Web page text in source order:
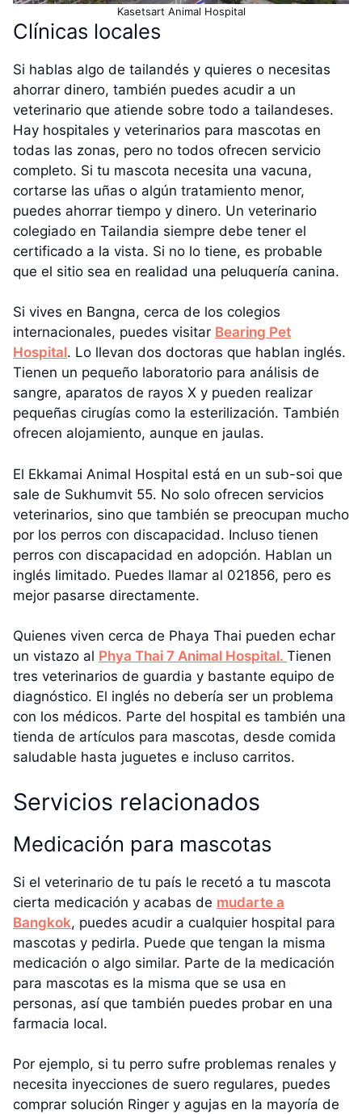
Kasetsart Animal Hospital
Clínicas locales
Si hablas algo de tailandés y quieres o necesitas
ahorrar dinero, también puedes acudir a un
veterinario que atiende sobre todo a tailandeses.
Hay hospitales y veterinarios para mascotas en
todas las zonas, pero no todos ofrecen servicio
completo. Si tu mascota necesita una vacuna,
cortarse las uñas o algún tratamiento menor,
puedes ahorrar tiempo y dinero. Un veterinario
colegiado en Tailandia siempre debe tener el
certificado a la vista. Si no lo tiene, es probable
que el sitio sea en realidad una peluquería canina.
Si vives en Bangna, cerca de los colegios
internacionales, puedes visitar Bearing Pet
Hospital. Lo llevan dos doctoras que hablan inglés.
Tienen un pequeño laboratorio para análisis de
sangre, aparatos de rayos X y pueden realizar
pequeñas cirugías como la esterilización. También
ofrecen alojamiento, aunque en jaulas.
El Ekkamai Animal Hospital está en un sub-soi que
sale de Sukhumvit 55. No solo ofrecen servicios
veterinarios, sino que también se preocupan mucho
por los perros con discapacidad. Incluso tienen
perros con discapacidad en adopción. Hablan un
inglés limitado. Puedes llamar al 021856, pero es
mejor pasarse directamente.
Quienes viven cerca de Phaya Thai pueden echar
un vistazo al Phya Thai 7 Animal Hospital. Tienen
tres veterinarios de guardia y bastante equipo de
diagnóstico. El inglés no debería ser un problema
con los médicos. Parte del hospital es también una
tienda de artículos para mascotas, desde comida
saludable hasta juguetes e incluso carritos.
Servicios relacionados
Medicación para mascotas
Si el veterinario de tu país le recetó a tu mascota
cierta medicación y acabas de mudarte a
Bangkok, puedes acudir a cualquier hospital para
mascotas y pedirla. Puede que tengan la misma
medicación o algo similar. Parte de la medicación
para mascotas es la misma que se usa en
personas, así que también puedes probar en una
farmacia local.
Por ejemplo, si tu perro sufre problemas renales y
necesita inyecciones de suero regulares, puedes
comprar solución Ringer y agujas en la mayoría de